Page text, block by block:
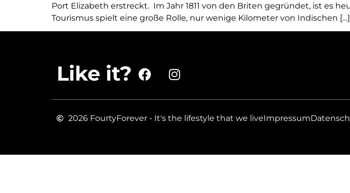
Port Elizabeth erstreckt. Im Jahr 1811 von den Briten gegründet, ist es
Tourismus spielt eine große Rolle, nur wenige Kilometer von Indischen […]
Like it?
2026 FourtyForever - It's the lifestyle that we liveImpressum